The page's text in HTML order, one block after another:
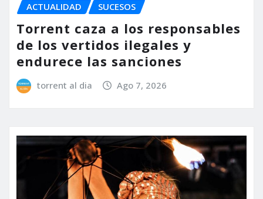
ACTUALIDAD SUCESOS
Torrent caza a los responsables
de los vertidos ilegales y
endurece las sanciones
torrent al dia Ago 7, 2026